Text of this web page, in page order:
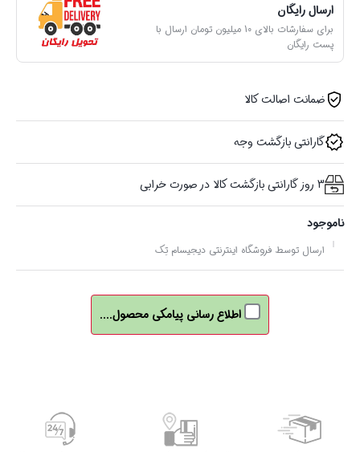
ارسال رایگان
برای سفارشات بالای 10 میلیون تومان ارسال با
پست رایگان
ضمانت اصالت کالا
گارانتی بازگشت وجه
3 روز گارانتی بازگشت کالا در صورت خرابی
ناموجود
ارسال توسط فروشگاه اینترنتی دیجیسام تِک
اطلاع رسانی پیامکی محصول....